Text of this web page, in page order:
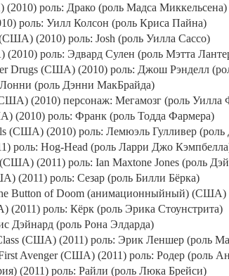
роль: Драко (роль Мадса Миккельсена)
роль: Уилл Колсон (роль Криса Пайна)
(2010) роль: Josh (роль Уилла Сассо)
роль: Эдвард Сулен (роль Мэтта
Drugs (США) (2010) роль: Джош Рэнделл
(роль Дэнни МакБрайда)
(2010) персонаж: Мегамозг (роль Уилла
(2010) роль: Франк (роль Тодда Фармера)
(США) (2010) роль: Лемюэль Гулливер (роль
роль: Hog-Head (роль Ларри Джо
(США) (2011) роль: Ian Maxtone Jones (роль
(2011) роль: Сезар (роль Билли Бёрка)
Button of Doom (анимационныйный) (США)
роль: Кёрк (роль Эрика Стоунстрита)
Дэйнард (роль Рона Элдарда)
(США) (2011) роль: Эрик Леншер (роль
Avenger (США) (2011) роль: Родер (роль
(2011) роль: Райли (роль Люка Брейси)